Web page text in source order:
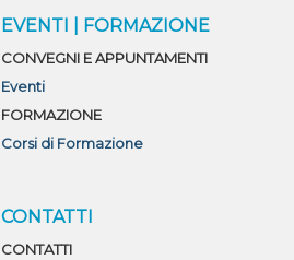
EVENTI | FORMAZIONE
CONVEGNI E APPUNTAMENTI
Eventi
FORMAZIONE
Corsi di Formazione
CONTATTI
CONTATTI